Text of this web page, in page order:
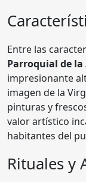
Entre las
Parroquial de la
impresionante
imagen de la
pinturas y
valor artístico
habitantes del
Rituales y